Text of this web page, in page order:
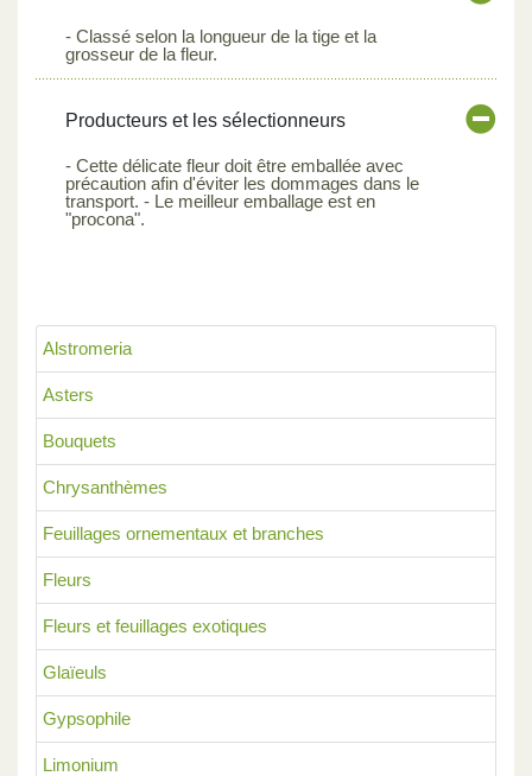
Alstromeria
Asters
Bouquets
Chrysanthèmes
Feuillages ornementaux et branches
Fleurs
Fleurs et feuillages exotiques
Glaïeuls
Gypsophile
Limonium
- Classé selon la longueur de la tige et la
grosseur de la fleur.
Producteurs et les sélectionneurs
- Cette délicate fleur doit être emballée avec
précaution afin d'éviter les dommages dans le
transport. - Le meilleur emballage est en
"procona".